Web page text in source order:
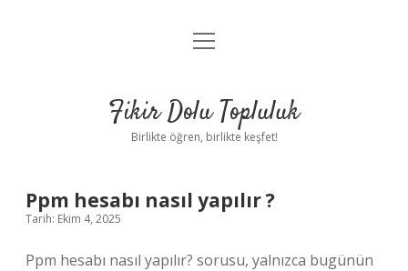
Anasayfa
Yasal Uyarı
menüyü
Fikir Dolu Topluluk
Birlikte öğren, birlikte keşfet!
Ppm hesabı nasıl yapılır ?
Tarih: Ekim 4, 2025
Ppm hesabı nasıl yapılır? sorusu, yalnızca bugünün